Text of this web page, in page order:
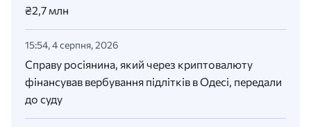
₴2,7 млн
15:54, 4 серпня, 2026
Справу росіянина, який через криптовалюту
фінансував вербування підлітків в Одесі, передали
до суду